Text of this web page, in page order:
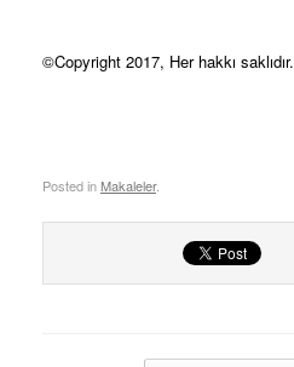
©Copyright 2017, Her hakkı saklıdır.
Posted in Makaleler.